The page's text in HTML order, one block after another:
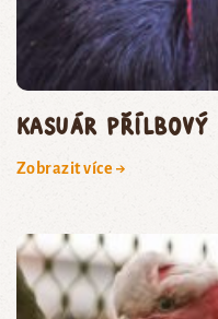
kasuár přílbový
Zobrazit více →